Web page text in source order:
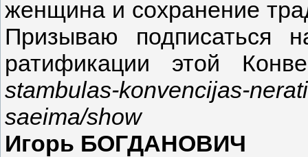
женщина и сохранение
Призываю подписаться
ратификации этой
stambulas-konvencijas-
saeima/show
Игорь БОГДАНОВИЧ